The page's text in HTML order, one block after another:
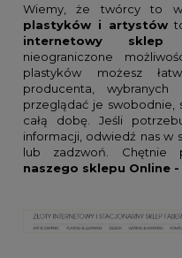
Wiemy, że twórcy to
plastyków i artystów
internetowy sklep
nieograniczone
plastyków możesz
producenta,
przeglądać je swobodnie,
całą dobę. Jeśli
informacji, odwiedź nas w
lub zadzwoń. Chętnie
naszego sklepu Online